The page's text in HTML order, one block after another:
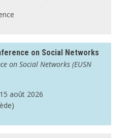
on Social Networks
on Social Networks (EUSN
15 août 2026